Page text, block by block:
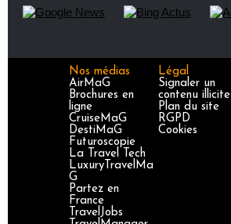
Nos médias
AirMaG
Brochures en
ligne
CruiseMaG
DestiMaG
Futuroscopie
La Travel Tech
LuxuryTravelMa
G
Partez en
France
TravelJobs
Légal
Signaler un
contenu illicite
Plan du site
RGPD
Cookies